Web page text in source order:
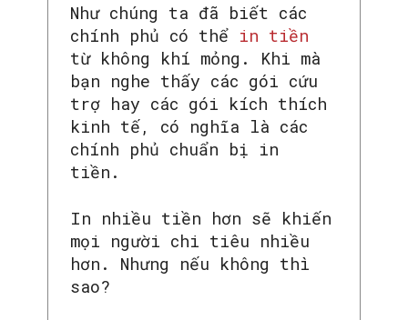
Như chúng ta đã biết các
chính phủ có thể in tiền
từ không khí mỏng. Khi mà
bạn nghe thấy các gói cứu
trợ hay các gói kích thích
kinh tế, có nghĩa là các
chính phủ chuẩn bị in
tiền.
In nhiều tiền hơn sẽ khiến
mọi người chi tiêu nhiều
hơn. Nhưng nếu không thì
sao?